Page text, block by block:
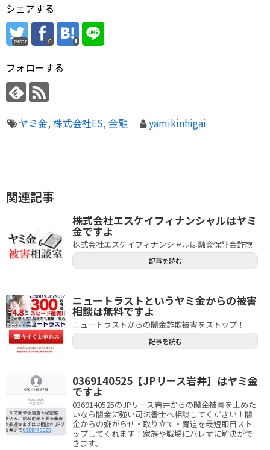
シェアする
error 0
フォローする
ヤミ金, 株式会社ES, 金融 yamikinhigai
関連記事
株式会社エスケイフィナンシャルはヤミ
金ですよ
株式会社エスケイフィナンシャルは融資保証金詐欺
記事を読む
ニュートラストというヤミ金からの被害
相談は無料ですよ
ニュートラストからの闇金詐欺被害をストップ！
記事を読む
0369140525【JPリース岩井】はヤミ金
ですよ
0369140525のJPリース岩井からの闇金被害を止めた
いなら闇金に強い司法書士へ相談してください！闇
金からの嫌がらせ・取り立て・脅迫を最短即日スト
ップしてくれます！家族や職場にバレずに解決がで
きます。